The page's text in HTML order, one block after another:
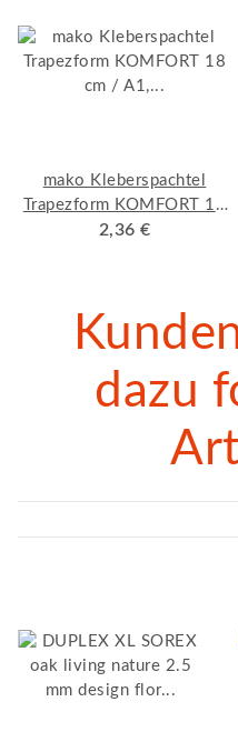
mako Kleberspachtel
Trapezform KOMFORT 18
cm / A1, Qualitäts-
2,36 €
dazu